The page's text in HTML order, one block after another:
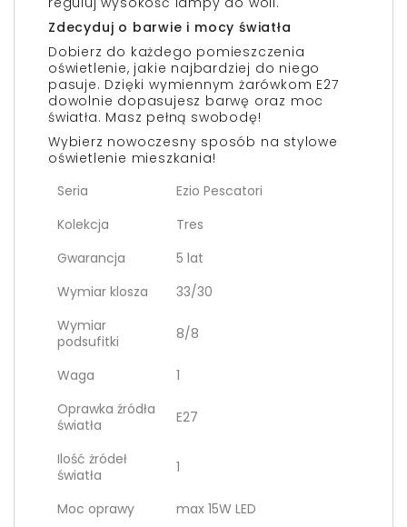
Zdecyduj o barwie i mocy światła
Dobierz do każdego pomieszczenia
oświetlenie, jakie najbardziej do niego
pasuje. Dzięki wymiennym żarówkom E27
dowolnie dopasujesz barwę oraz moc
światła. Masz pełną swobodę!
Wybierz nowoczesny sposób na stylowe
oświetlenie mieszkania!
Seria
Ezio Pescatori
Kolekcja
Tres
Gwarancja
5 lat
Wymiar klosza
33/30
Wymiar
podsufitki
8/8
Waga
1
Oprawka źródła
światła
E27
Ilość żródeł
światła
1
Moc oprawy
max 15W LED